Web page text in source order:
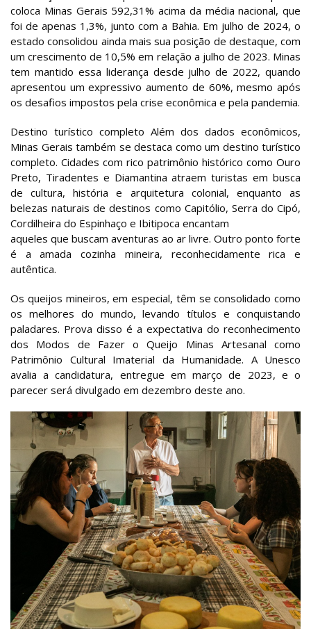
coloca Minas Gerais 592,31% acima da média nacional, que
foi de apenas 1,3%, junto com a Bahia. Em julho de 2024, o
estado consolidou ainda mais sua posição de destaque, com
um crescimento de 10,5% em relação a julho de 2023. Minas
tem mantido essa liderança desde julho de 2022, quando
apresentou um expressivo aumento de 60%, mesmo após
os desafios impostos pela crise econômica e pela pandemia.
Destino turístico completo Além dos dados econômicos,
Minas Gerais também se destaca como um destino turístico
completo. Cidades com rico patrimônio histórico como Ouro
Preto, Tiradentes e Diamantina atraem turistas em busca
de cultura, história e arquitetura colonial, enquanto as
belezas naturais de destinos como Capitólio, Serra do Cipó,
Cordilheira do Espinhaço e Ibitipoca encantam
aqueles que buscam aventuras ao ar livre. Outro ponto forte
é a amada cozinha mineira, reconhecidamente rica e
autêntica.
Os queijos mineiros, em especial, têm se consolidado como
os melhores do mundo, levando títulos e conquistando
paladares. Prova disso é a expectativa do reconhecimento
dos Modos de Fazer o Queijo Minas Artesanal como
Patrimônio Cultural Imaterial da Humanidade. A Unesco
avalia a candidatura, entregue em março de 2023, e o
parecer será divulgado em dezembro deste ano.